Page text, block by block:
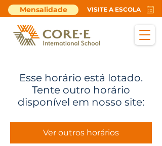
Mensalidade VISITE A ESCOLA
Esse horário está lotado.
Tente outro horário
disponível em nosso site:
Ver outros horários